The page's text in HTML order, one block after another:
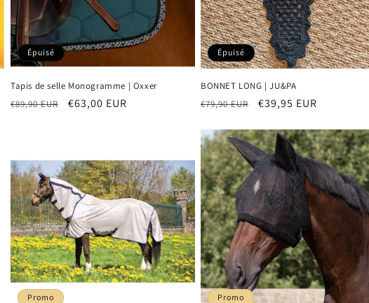
Épuisé
Tapis de selle Monogramme | Oxxer
Prix
€89,90 EUR
Prix
€63,00 EUR
Épuisé
BONNET LONG | JU&PA
Prix
€79,90 EUR
Prix
€39,95 EUR
Promo Promo